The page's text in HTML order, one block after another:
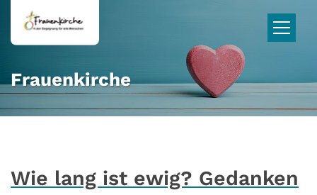
Zum Inhalt springen
Frauenkirche
Wie lang ist ewig? Gedanken